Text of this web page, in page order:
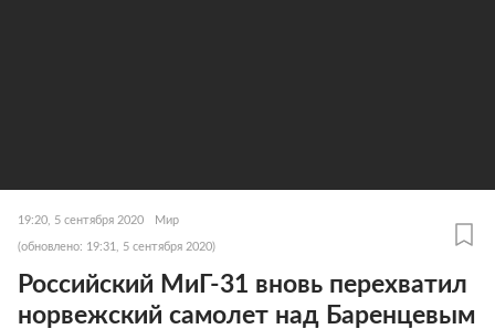
19:20, 5 сентября 2020 Мир
(обновлено: 19:31, 5 сентября 2020)
Российский МиГ-31 вновь перехватил
норвежский самолет над Баренцевым